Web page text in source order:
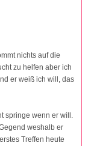
nichts auf die
zu helfen aber ich
er weiß ich will, das
springe wenn er will.
weshalb er
Treffen heute